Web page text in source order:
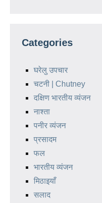
Categories
घरेलु उपचार
चटनी | Chutney
दक्षिण भारतीय व्यंजन
नाश्ता
पनीर व्यंजन
प्रसादम
फल
भारतीय व्यंजन
मिठाइयाँ
सलाद